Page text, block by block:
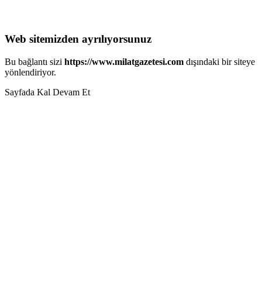
Web sitemizden ayrılıyorsunuz
Bu bağlantı sizi https://www.milatgazetesi.com dışındaki bir siteye
yönlendiriyor.
Sayfada Kal Devam Et